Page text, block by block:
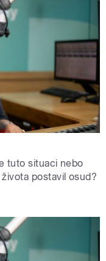
tuto situaci nebo
postavil osud?